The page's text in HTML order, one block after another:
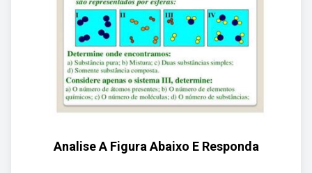
Analise A Figura Abaixo E Responda